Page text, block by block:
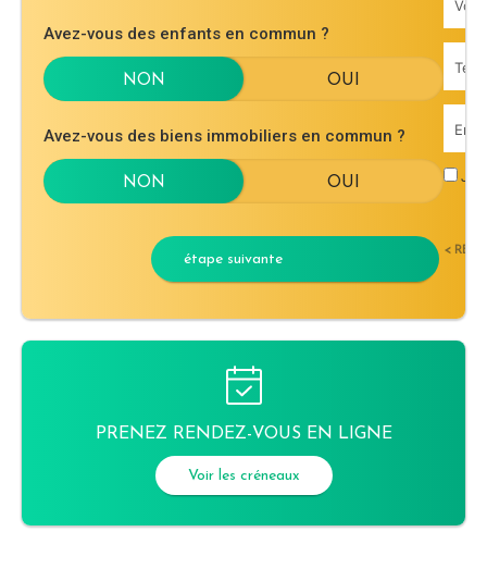
Avez-vous des enfants en commun ?
Avez-vous des biens immobiliers en commun ?
étape suivante <
PRENEZ RENDEZ-VOUS EN LIGNE
Voir les créneaux